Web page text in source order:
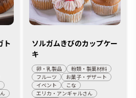
ト
ソルガムきびのカップケー
キ
卵・乳製品
粉類・製菓材料
フルーツ
お菓子・デザート
イベント
こな
エリカ・アンギャルさん